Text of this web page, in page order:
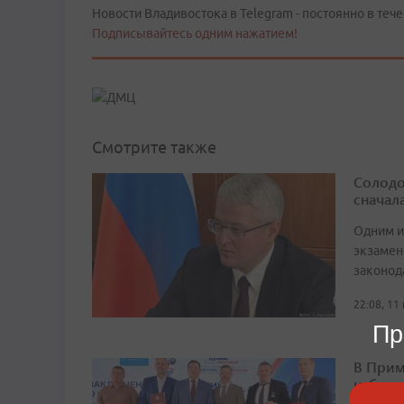
Новости Владивостока в Telegram - постоянно в
Подписывайтесь одним нажатием!
Смотрите также
Одним
22:08, 11
В